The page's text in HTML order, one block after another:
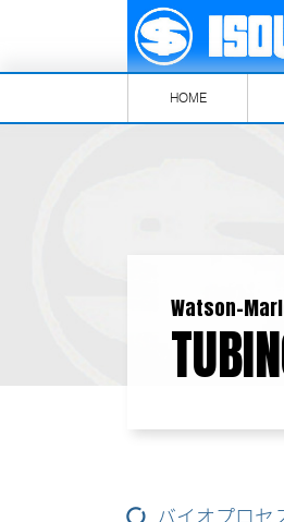
HOME
Watson-
バイオプロセ